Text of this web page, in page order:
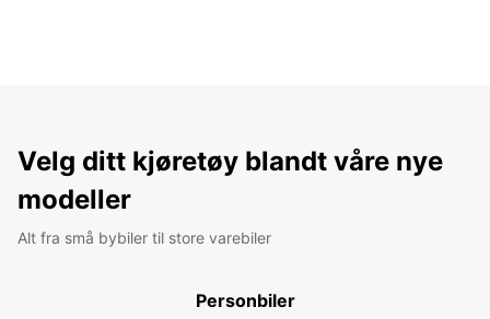
Velg ditt kjøretøy blandt våre nye
modeller
Alt fra små bybiler til store varebiler
Personbiler